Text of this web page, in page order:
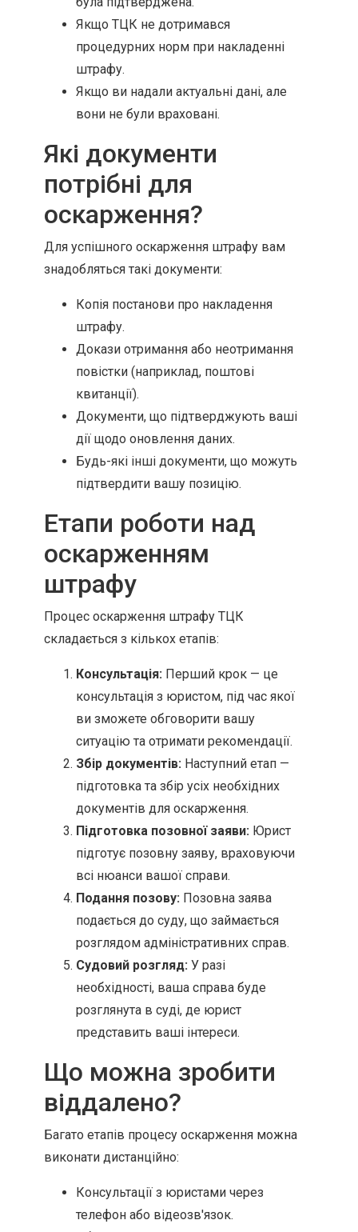
Якщо ТЦК не дотримався
процедурних норм при накладенні
штрафу.
Якщо ви надали актуальні дані, але
вони не були враховані.
Які документи
потрібні для
оскарження?
Для успішного оскарження штрафу вам
знадобляться такі документи:
Копія постанови про накладення
штрафу.
Докази отримання або неотримання
повістки (наприклад, поштові
квитанції).
Документи, що підтверджують ваші
дії щодо оновлення даних.
Будь-які інші документи, що можуть
підтвердити вашу позицію.
Етапи роботи над
оскарженням
штрафу
Процес оскарження штрафу ТЦК
складається з кількох етапів:
Консультація: Перший крок — це
консультація з юристом, під час якої
ви зможете обговорити вашу
ситуацію та отримати рекомендації.
Збір документів: Наступний етап —
підготовка та збір усіх необхідних
документів для оскарження.
Підготовка позовної заяви: Юрист
підготує позовну заяву, враховуючи
всі нюанси вашої справи.
Подання позову: Позовна заява
подається до суду, що займається
розглядом адміністративних справ.
Судовий розгляд: У разі
необхідності, ваша справа буде
розглянута в суді, де юрист
представить ваші інтереси.
Що можна зробити
віддалено?
Багато етапів процесу оскарження можна
виконати дистанційно:
Консультації з юристами через
телефон або відеозв'язок.